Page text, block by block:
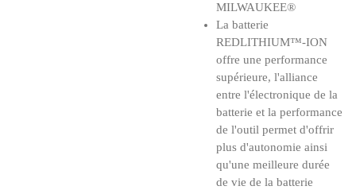
MILWAUKEE®
La batterie
REDLITHIUM™-ION
offre une performance
supérieure, l'alliance
entre l'électronique de la
batterie et la performance
de l'outil permet d'offrir
plus d'autonomie ainsi
qu'une meilleure durée
de vie de la batterie